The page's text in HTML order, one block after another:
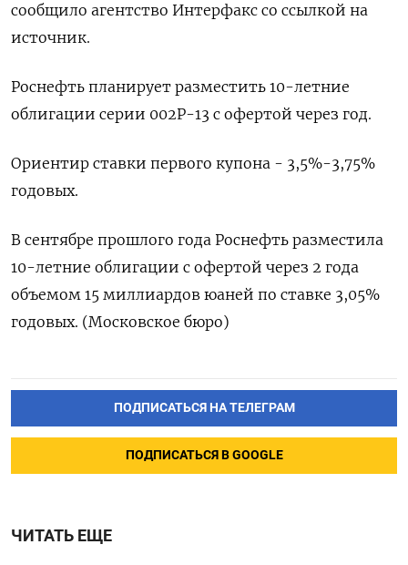
сообщило агентство Интерфакс со ссылкой на
источник.
Роснефть планирует разместить 10-летние
облигации серии 002Р-13 с офертой через год.
Ориентир ставки первого купона - 3,5%-3,75%
годовых.
В сентябре прошлого года Роснефть разместила
10-летние облигации с офертой через 2 года
объемом 15 миллиардов юаней по ставке 3,05%
годовых. (Московское бюро)
ПОДПИСАТЬСЯ НА ТЕЛЕГРАМ
ПОДПИСАТЬСЯ В GOOGLE
ЧИТАТЬ ЕЩЕ